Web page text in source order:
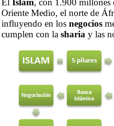
El Islam, con 1.900 millones
Oriente Medio, el norte de
influyendo en los negocios
cumplen con la sharia y las